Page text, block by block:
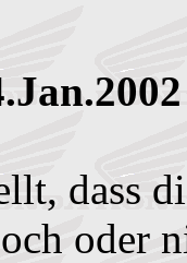
dass
oder